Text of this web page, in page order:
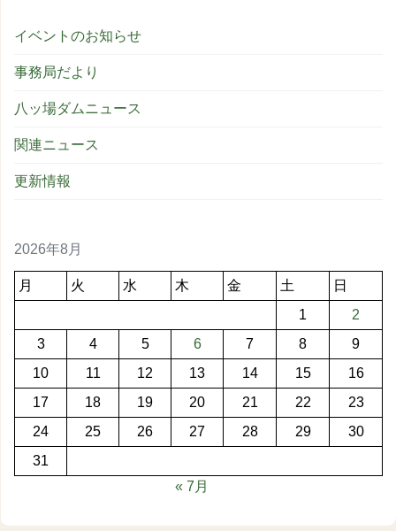
イベントのお知らせ
事務局だより
八ッ場ダムニュース
関連ニュース
更新情報
2026年8月
月 火 水 木 金 土
日
1
2
3
4 5 6 7 8
9
10
11 12 13 14 15
16
17
18 19 20 21 22
23
24
25 26 27 28 29
30
31
« 7月